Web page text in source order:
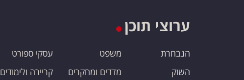
ערוצי תוכן
הנבחרת
השוק
משפט
מדדים ומחקרים
עסקי ספורט
קריירה ולימודים